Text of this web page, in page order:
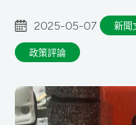
2025-05-07 新聞
政策評論